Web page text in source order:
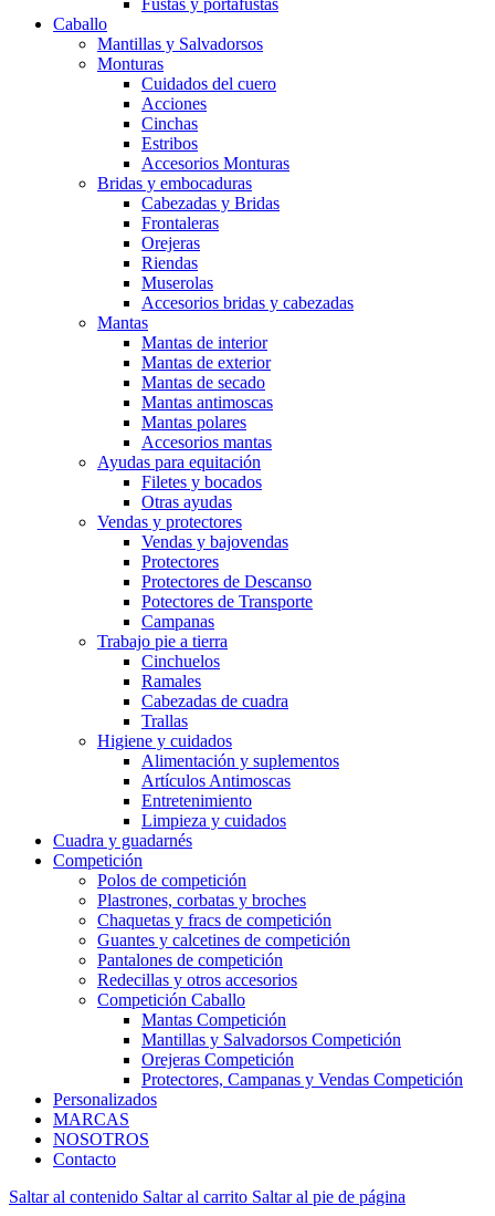
Fustas y portafustas
Caballo
Mantillas y Salvadorsos
Monturas
Cuidados del cuero
Acciones
Cinchas
Estribos
Accesorios Monturas
Bridas y embocaduras
Cabezadas y Bridas
Frontaleras
Orejeras
Riendas
Muserolas
Accesorios bridas y cabezadas
Mantas
Mantas de interior
Mantas de exterior
Mantas de secado
Mantas antimoscas
Mantas polares
Accesorios mantas
Ayudas para equitación
Filetes y bocados
Otras ayudas
Vendas y protectores
Vendas y bajovendas
Protectores
Protectores de Descanso
Potectores de Transporte
Campanas
Trabajo pie a tierra
Cinchuelos
Ramales
Cabezadas de cuadra
Trallas
Higiene y cuidados
Alimentación y suplementos
Artículos Antimoscas
Entretenimiento
Limpieza y cuidados
Cuadra y guadarnés
Competición
Polos de competición
Plastrones, corbatas y broches
Chaquetas y fracs de competición
Guantes y calcetines de competición
Pantalones de competición
Redecillas y otros accesorios
Competición Caballo
Mantas Competición
Mantillas y Salvadorsos Competición
Orejeras Competición
Protectores, Campanas y Vendas Competición
Personalizados
MARCAS
NOSOTROS
Contacto
Saltar al contenido Saltar al carrito Saltar al pie de página